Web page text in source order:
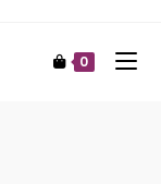
0